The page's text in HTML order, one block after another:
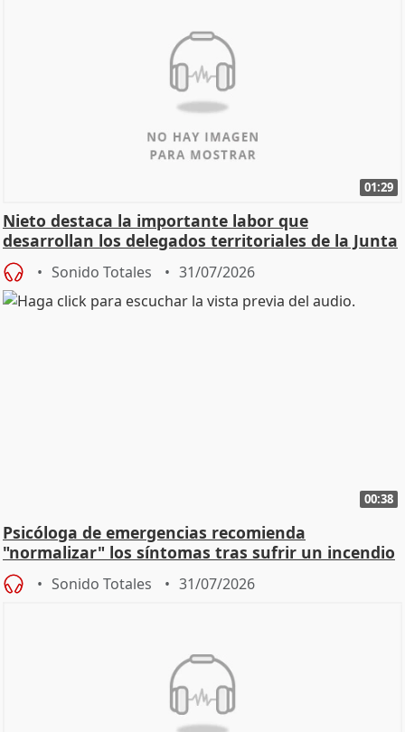
01:29
Nieto destaca la importante labor que
desarrollan los delegados territoriales de la Junta
Sonido Totales 31/07/2026
00:38
Psicóloga de emergencias recomienda
"normalizar" los síntomas tras sufrir un incendio
Sonido Totales 31/07/2026